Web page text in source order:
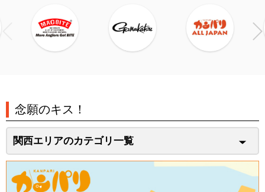
念願のキス！
関西エリアのカテゴリ一覧